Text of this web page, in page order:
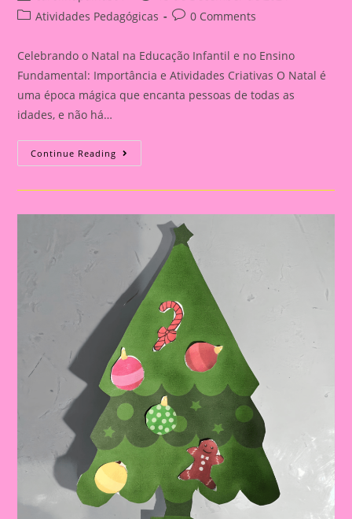
author:
published:
PostAtividades Pedagógicas
Post0 Comments
Celebrando o Natal na Educação Infantil e no Ensino
Fundamental: Importância e Atividades Criativas O Natal é
uma época mágica que encanta pessoas de todas as
idades, e não há…
Continue Reading Sugestões
De
Com
Natal
2024